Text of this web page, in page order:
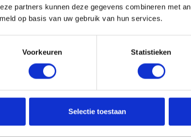
partners kunnen deze gegevens combineren met
op basis van uw gebruik van hun services.
Voorkeuren Statistieken
Selectie toestaan